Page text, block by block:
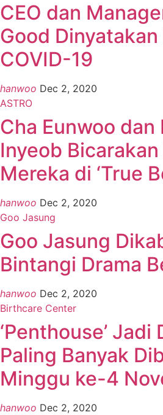
CEO dan
Good
COVID-19
hanwoo Dec 2, 2020
ASTRO
Cha Eunwoo dan
Inyeob
Mereka di ‘True
hanwoo Dec 2, 2020
Goo Jasung
Goo Jasung
Bintangi Drama
hanwoo Dec 2, 2020
Birthcare Center
‘Penthouse’ Jadi
Paling Banyak
Minggu ke-4
hanwoo Dec 2, 2020